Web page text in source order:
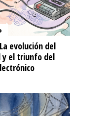
evolución del
y el triunfo del